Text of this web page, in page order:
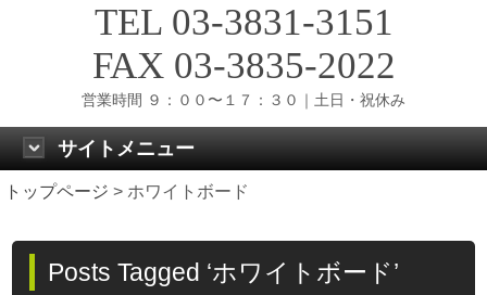
TEL 03-3831-3151
FAX 03-3835-2022
営業時間 ９：００〜１７：３０｜土日・祝休み
サイトメニュー
トップページ > ホワイトボード
Posts Tagged ‘ホワイトボード’